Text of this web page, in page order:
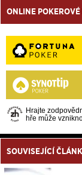
ONLINE
Hrajte
hře může
SOUVISEJÍCÍ